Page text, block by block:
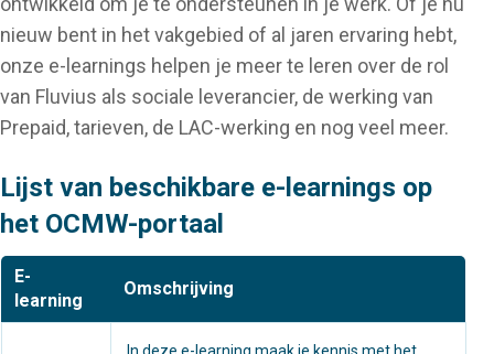
nieuw bent in het vakgebied of al jaren ervaring hebt,
onze e-learnings helpen je meer te leren over de rol
van Fluvius als sociale leverancier, de werking van
Prepaid, tarieven, de LAC-werking en nog veel meer.
Lijst van beschikbare e-learnings op
het OCMW-portaal
E-
learning
Omschrijving